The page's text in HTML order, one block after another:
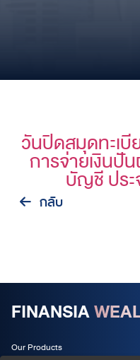
วันปิดสมุดทะเ
การจ่ายเงินปั
บัญชี ประ
กลับ
FINANSIA
Our Products